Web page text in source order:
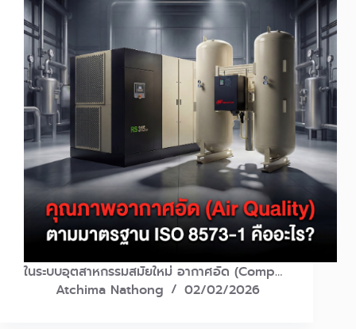
ในระบบอุตสาหกรรมสมัยใหม่ อากาศอัด (Comp…
Atchima Nathong
02/02/2026